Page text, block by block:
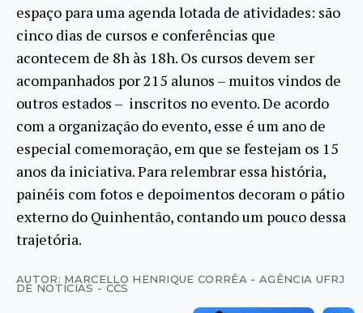
espaço para uma agenda lotada de atividades: são
cinco dias de cursos e conferências que
acontecem de 8h às 18h. Os cursos devem ser
acompanhados por 215 alunos – muitos vindos de
outros estados – inscritos no evento. De acordo
com a organização do evento, esse é um ano de
especial comemoração, em que se festejam os 15
anos da iniciativa. Para relembrar essa história,
painéis com fotos e depoimentos decoram o pátio
externo do Quinhentão, contando um pouco dessa
trajetória.
AUTOR: MARCELLO HENRIQUE CORRÊA - AGÊNCIA UFRJ
DE NOTÍCIAS - CCS